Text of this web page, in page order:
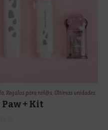
, Regalos para niñ@s, Últimas unidades
+ Kit